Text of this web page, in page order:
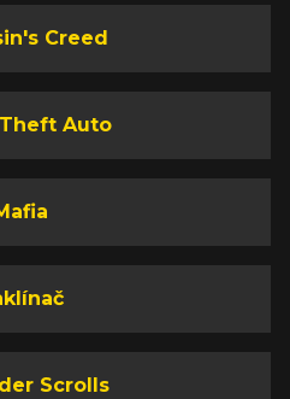
Creed
Auto
Scrolls